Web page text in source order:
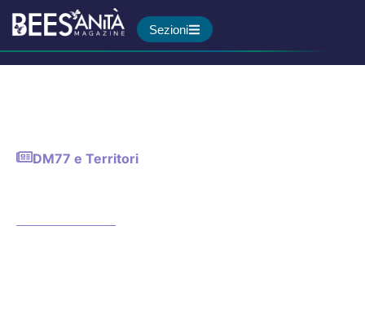
Sezioni
DM77 e Territori